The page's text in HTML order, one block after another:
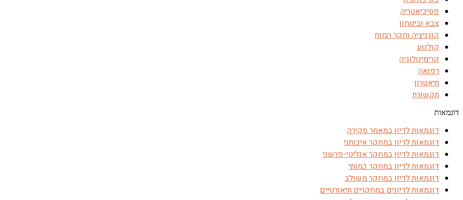
פסיכיאטריה
צבא וביטחון
קוגניציה וחקר המוח
קולנוע
קרימינולוגיה
רפואה
תיאטרון
תקשורת
דוגמאות
דוגמאות לדיון במאמר סקירה
דוגמאות לדיון במחקר איכותני
דוגמאות לדיון במחקר אנליטי-פרשני
דוגמאות לדיון במחקר כמותי
דוגמאות לדיון במחקר משולב
דוגמאות לדיונים במחקרים תיאורטיים